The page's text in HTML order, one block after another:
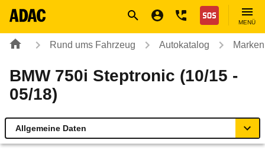
Nothilfe
MENÜ
Rund ums Fahrzeug Autokatalog
BMW 750i Steptronic (10/15 -
05/18)
Allgemeine Daten